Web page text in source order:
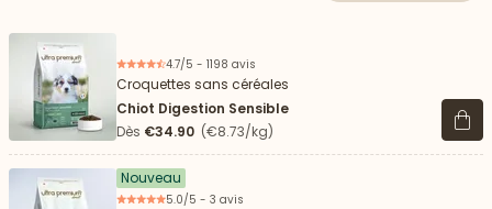
4.7/5 - 1198 avis
Croquettes sans céréales
Chiot Digestion Sensible
Dès €34.90 (€8.73/kg) Voir
Nouveau
5.0/5 - 3 avis